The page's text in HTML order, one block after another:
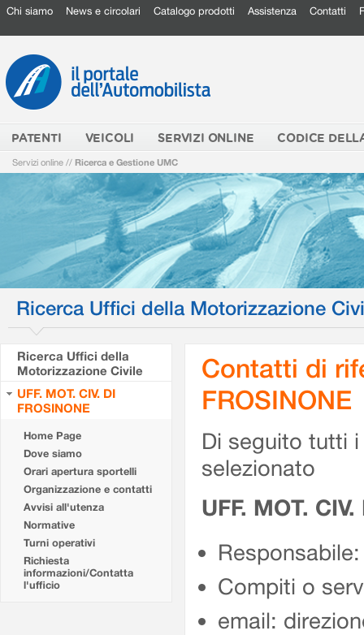
Chi siamo News e circolari Catalogo prodotti Assistenza Contatti
PATENTI VEICOLI SERVIZI ONLINE CODICE
Servizi online // Ricerca e Gestione UMC
Ricerca Uffici della Motorizzazione
Ricerca Uffici della
Motorizzazione Civile
UFF. MOT. CIV. DI
FROSINONE
Home Page
Dove siamo
Orari apertura sportelli
Organizzazione e contatti
Avvisi all'utenza
Normative
Turni operativi
Richiesta
informazioni/Contatta
l'ufficio
Contatti di
FROSINONE
Di seguito tutti
selezionato
UFF. MOT.
Compiti o
email: